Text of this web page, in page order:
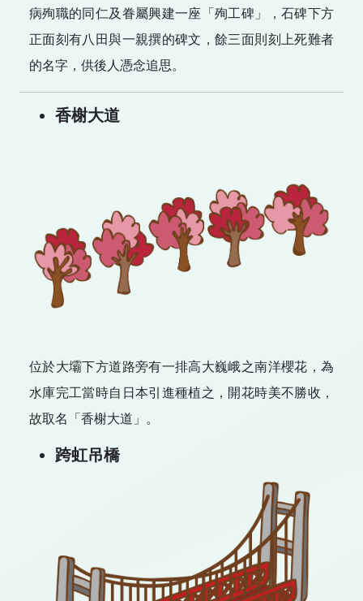
病殉職的同仁及眷屬興建一座「殉工碑」，石碑下方
正面刻有八田與一親撰的碑文，餘三面則刻上死難者
的名字，供後人憑念追思。
香榭大道
位於大壩下方道路旁有一排高大巍峨之南洋櫻花，為
水庫完工當時自日本引進種植之，開花時美不勝收，
故取名「香榭大道」。
跨虹吊橋